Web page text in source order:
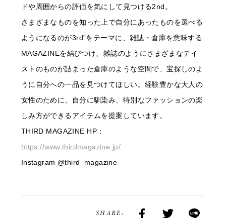
ドや周囲からの評価を気にして見つける2nd。
さまざまなものを知った上で自分にあったものを選べる
ようになるのが3rd”をテーマに、雑誌・倉庫を意味する
MAGAZINEを結びつけ、雑誌のようにさまざまなテイ
ストのものが詰まった倉庫のような空間で、宝探しのよ
うに自分への一品を見つけてほしい。経験豊かな大人の
女性のために、自分に馴染み、特別なファッションの楽
しみ方ができるアイテムを提案しています。
THIRD MAGAZINE HP：
https://www.thirdmagazine.jp/
Instagram @third_magazine
SHARE: